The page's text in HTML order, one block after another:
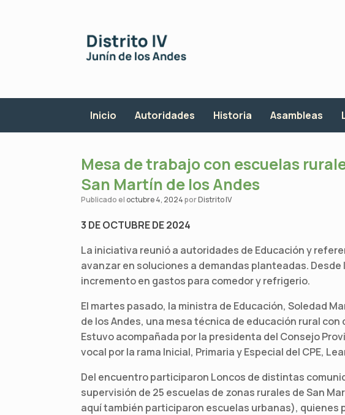
Inicio Autoridades Historia Asambleas
Mesa de trabajo con escuelas
San Martín de los Andes
Publicado el octubre 4, 2024porDistrito IV
3 DE OCTUBRE DE 2024
La iniciativa reunió a autoridades de Educación y
avanzar en soluciones a demandas planteadas.
incremento en gastos para comedor y refrigerio.
El martes pasado, la ministra de Educación, Soledad
de los Andes, una mesa técnica de educación rural
Estuvo acompañada por la presidenta del Consejo
vocal por la rama Inicial, Primaria y Especial del CPE,
Del encuentro participaron Loncos de distintas
supervisión de 25 escuelas de zonas rurales de San
aquí también participaron escuelas urbanas),